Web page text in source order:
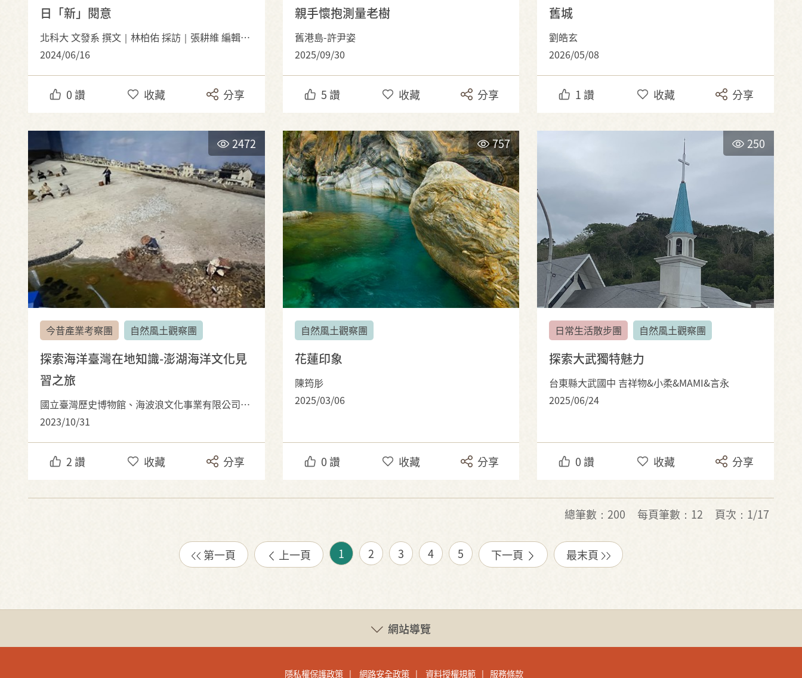
日「新」閱意
北科大 文發系 撰文｜林柏佑 採訪｜張耕維 編輯｜尹樂炫、劉丞勳
2024/06/16
0讚 收藏 分享
親手懷抱測量老樹
舊港島-許尹姿
2025/09/30
5讚 收藏 分享
舊城
劉皓玄
2026/05/08
1讚 收藏 分享
2472
今昔產業考察團 自然風土觀察團
探索海洋臺灣在地知識-澎湖海洋文化見
習之旅
國立臺灣歷史博物館、海波浪文化事業有限公司、林奎妙
2023/10/31
2讚 收藏 分享
757
自然風土觀察團
花蓮印象
陳筠肜
2025/03/06
0讚 收藏 分享
250
日常生活散步團 自然風土觀察團
探索大武獨特魅力
台東縣大武國中 吉祥物&小柔&MAMI&言永
2025/06/24
0讚 收藏 分享
總筆數：200 每頁筆數：12 頁次：1/17
第一頁 上一頁 1 2 3 4 5 下一頁 最末頁
網站導覽
隱私權保護政策 網路安全政策 資料授權規範 服務條款